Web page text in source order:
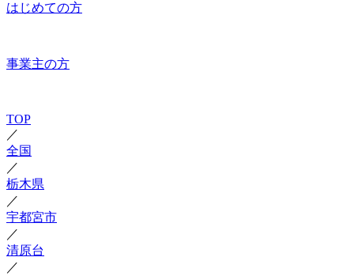
はじめての方
事業主の方
TOP
／
全国
／
栃木県
／
宇都宮市
／
清原台
／